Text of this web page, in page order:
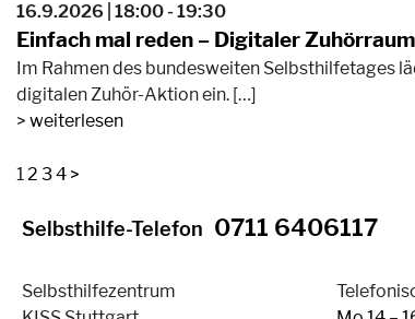
16.9.2026 | 18:00 - 19:30
Einfach mal reden – Digitaler
Im Rahmen des bundesweiten Selbsthilfetages
digitalen Zuhör-Aktion ein. […]
weiterlesen
12 34 >
Selbsthilfe-Telefon 0711 6406117
Selbsthilfezentrum